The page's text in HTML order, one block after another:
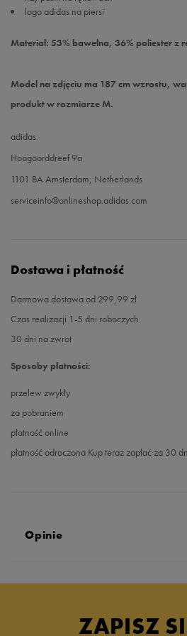
logo adidas na piersi
Materiał: 53% bawełna, 36% poliester z
Model na zdjęciu ma 187 cm wzrostu,
produkt w rozmiarze M.
adidas
Hoogoorddreef 9a
1101 BA Amsterdam, Netherlands
serviceinfo@onlineshop.adidas.com
Dostawa i płatność
Darmowa dostawa od 299,99 zł
Czas realizacji 1-5 dni roboczych
30 dni na zwrot
Sposoby płatności:
przelew zwykły
za pobraniem
płatność online
płatność odroczona Kup teraz zapłać za 30
Opinie
4.9
zebranych i
ZAPISZ